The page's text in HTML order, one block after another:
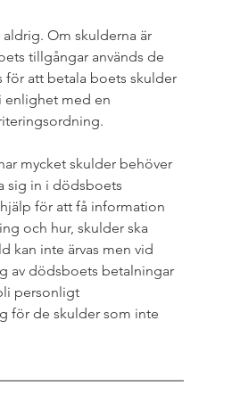
aldrig. Om skulderna är
tillgångar används de
för att betala boets skulder
enlighet med en
mycket skulder behöver
sig in i dödsboets
för att få information
och hur, skulder ska
kan inte ärvas men vid
av dödsboets betalningar
personligt
för de skulder som inte